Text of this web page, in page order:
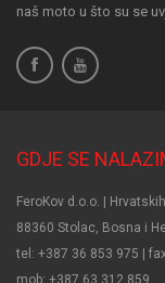
naš moto u što su se
GDJE SE
FeroKov d.o.o. |
88360 Stolac, Bosna i
tel: +387 36 853 975 |